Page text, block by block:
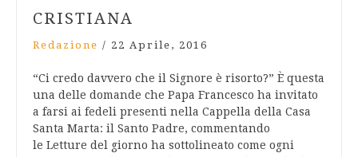
CRISTIANA
Redazione / 22 Aprile, 2016
“Ci credo davvero che il Signore è risorto?” È questa
una delle domande che Papa Francesco ha invitato
a farsi ai fedeli presenti nella Cappella della Casa
Santa Marta: il Santo Padre, commentando
le Letture del giorno ha sottolineato come ogni